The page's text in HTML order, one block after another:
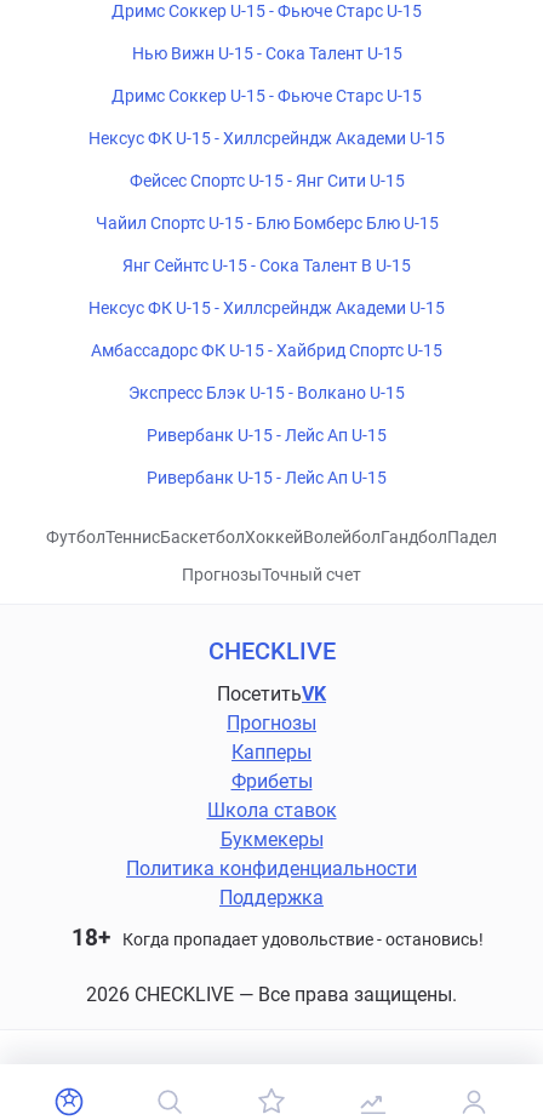
Дримс Соккер U-15 - Фьюче Старс U-15
Нью Вижн U-15 - Сока Талент U-15
Дримс Соккер U-15 - Фьюче Старс U-15
Нексус ФК U-15 - Хиллсрейндж Академи U-15
Фейсес Спортс U-15 - Янг Сити U-15
Чайил Спортс U-15 - Блю Бомберс Блю U-15
Янг Сейнтс U-15 - Сока Талент B U-15
Нексус ФК U-15 - Хиллсрейндж Академи U-15
Амбассадорс ФК U-15 - Хайбрид Спортс U-15
Экспресс Блэк U-15 - Волкано U-15
Ривербанк U-15 - Лейс Ап U-15
Ривербанк U-15 - Лейс Ап U-15
ФутболТеннисБаскетболХоккейВолейболГандболПадел
ПрогнозыТочный счет
CHECKLIVE
ПосетитьVK
Прогнозы
Капперы
Фрибеты
Школа ставок
Букмекеры
Политика конфиденциальности
Поддержка
18+ Когда пропадает удовольствие - остановись!
2026 CHECKLIVE — Все права защищены.